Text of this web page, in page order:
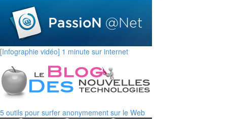
[Infographie vidéo] 1 minute sur internet
5 outils pour surfer anonymement sur le Web